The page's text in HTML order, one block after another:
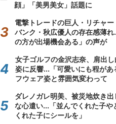
顔」「美男美女」話題に
電撃トレードの巨人・リチャー
バンク・秋広優人の存在感薄れ
の方が出場機会ある」の声が
女子ゴルフの金沢志奈、肩出し
姿に反響...「可愛いにも程が
フウェア姿と雰囲気変わって
ダレノガレ明美、被災地炊き
な心遣い...「並んでくれた子や
くれた子にシールを」